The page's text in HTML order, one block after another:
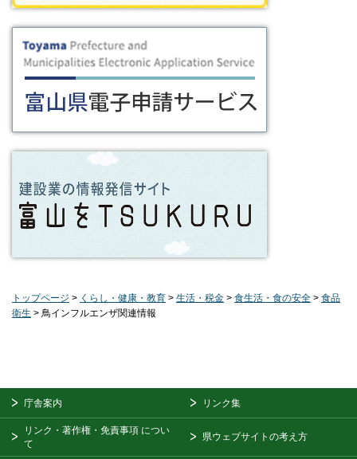
トップページ > くらし・健康・教育 > 生活・税金 > 食生活・食の安全 > 食品
衛生 > 鳥インフルエンザ関連情報
庁舎案内 リンク集
リンク・著作権・免責事項 につい
て
県ウェブサイトの考え方